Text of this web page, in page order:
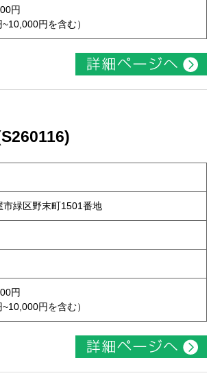
円
円を含む）
緑区野末町1501番地
円
円を含む）